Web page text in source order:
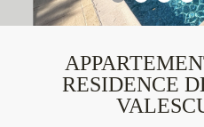
RESIDENCE